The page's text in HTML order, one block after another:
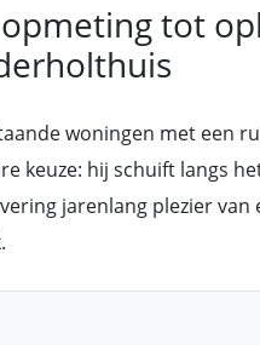
tot
woningen met een
keuze: hij schuift langs
jarenlang plezier